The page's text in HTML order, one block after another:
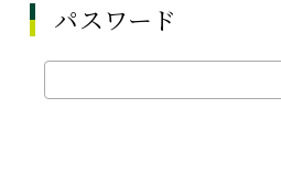
パスワード